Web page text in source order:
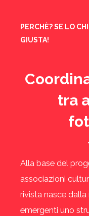
PERCHÈ? SE LO
GIUSTA!
tra
Alla base del
associazioni
rivista nasce
emergenti uno